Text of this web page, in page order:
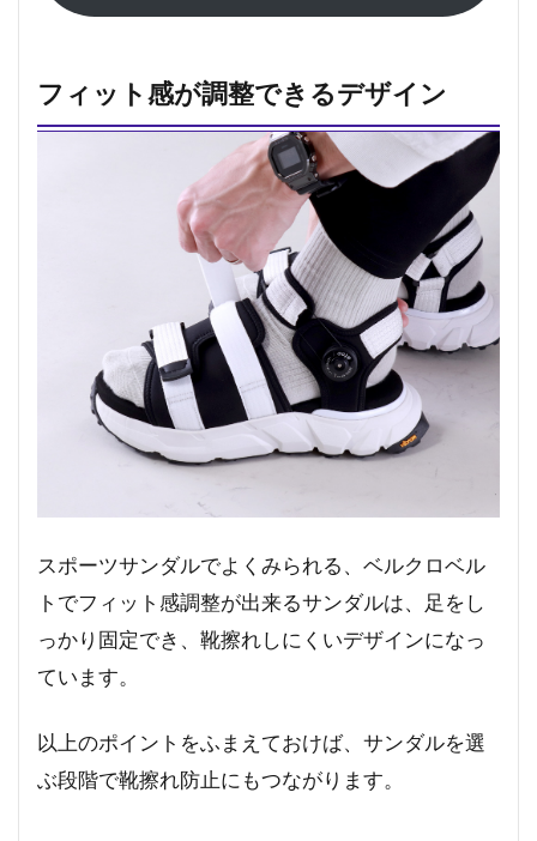
フィット感が調整できるデザイン
スポーツサンダルでよくみられる、ベルクロベル
トでフィット感調整が出来るサンダルは、足をし
っかり固定でき、靴擦れしにくいデザインになっ
ています。
以上のポイントをふまえておけば、サンダルを選
ぶ段階で靴擦れ防止にもつながります。